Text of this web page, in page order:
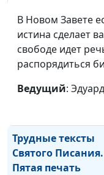
В Новом Завете
истина сделает
свободе идет
распорядиться
Ведущий:
Что для человека
хорошо?
Что значит
Пасхальная
Трудные тексты
Святого Писания.
Пятая печать